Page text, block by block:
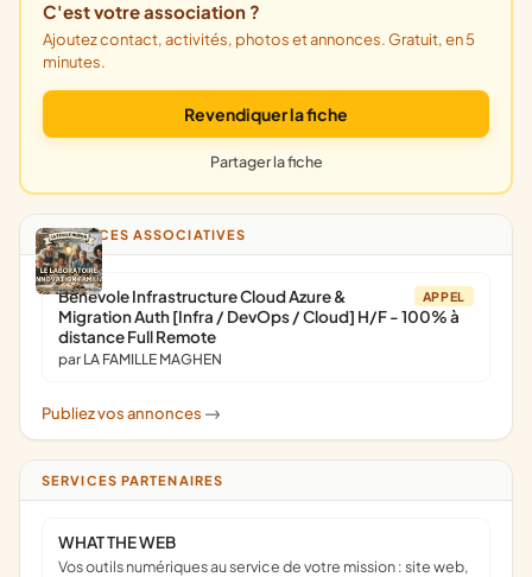
C'est votre association ?
Ajoutez contact, activités, photos et annonces. Gratuit, en 5
minutes.
Revendiquer la fiche
Partager la fiche
ANNONCES ASSOCIATIVES
APPEL
Bénévole Infrastructure Cloud Azure &
Migration Auth [Infra / DevOps / Cloud] H/F - 100% à
distance Full Remote
par LA FAMILLE MAGHEN
Publiez vos annonces ->
SERVICES PARTENAIRES
WHAT THE WEB
Vos outils numériques au service de votre mission : site web,